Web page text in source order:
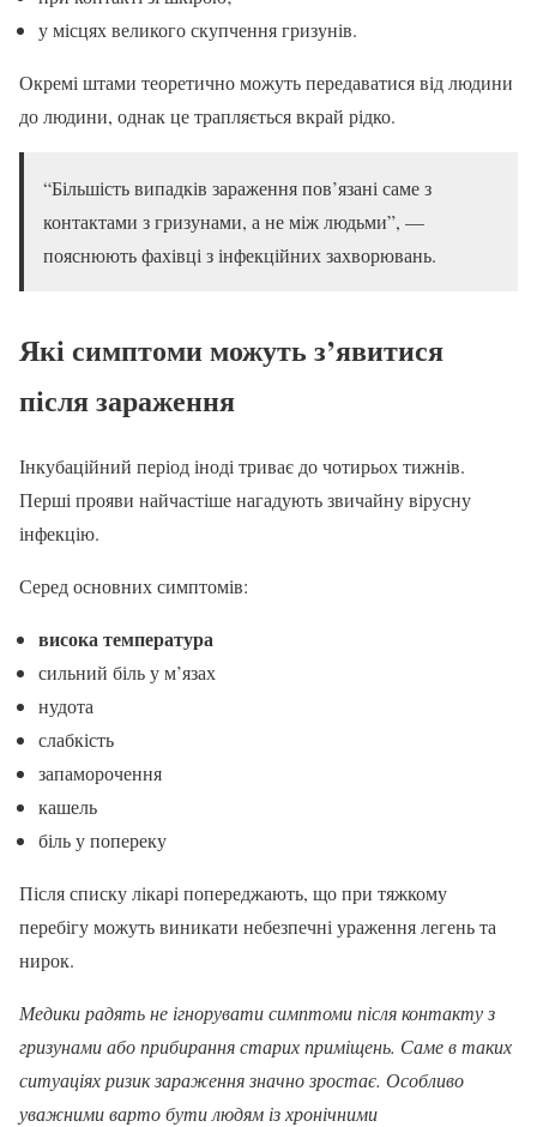
у місцях великого скупчення гризунів.
Окремі штами теоретично можуть передаватися від людини
до людини, однак це трапляється вкрай рідко.
“Більшість випадків зараження пов’язані саме з
контактами з гризунами, а не між людьми”, —
пояснюють фахівці з інфекційних захворювань.
Які симптоми можуть з’явитися
після зараження
Інкубаційний період іноді триває до чотирьох тижнів.
Перші прояви найчастіше нагадують звичайну вірусну
інфекцію.
Серед основних симптомів:
висока температура
сильний біль у м’язах
нудота
слабкість
запаморочення
кашель
біль у попереку
Після списку лікарі попереджають, що при тяжкому
перебігу можуть виникати небезпечні ураження легень та
нирок.
Медики радять не ігнорувати симптоми після контакту з
гризунами або прибирання старих приміщень. Саме в таких
ситуаціях ризик зараження значно зростає. Особливо
уважними варто бути людям із хронічними